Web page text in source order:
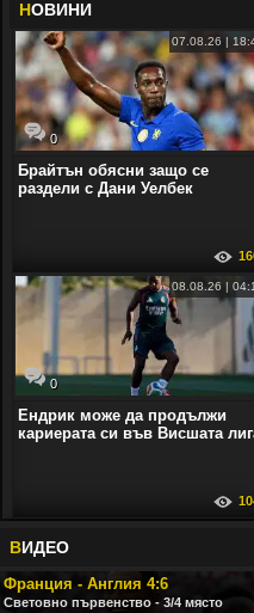
НОВИНИ
0
07.08.26 |
Брайтън обясни защо се
раздели с Дани Уелбек
0
08.08.26 |
Ендрик може да продължи
кариерата си във Висшата
ВИДЕО
Франция - Англия 4:6
Световно първенство - 3/4 място